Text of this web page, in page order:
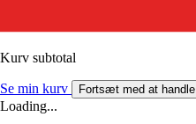
Kurv subtotal
Se min kurv Fortsæt med at handle
Loading...